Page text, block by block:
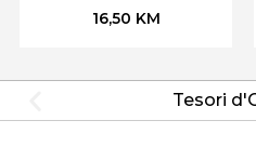
16,50 KM
Tesori